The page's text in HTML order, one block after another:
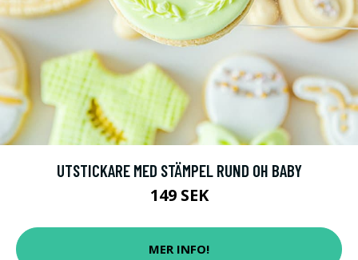
UTSTICKARE MED STÄMPEL RUND OH BABY
149 SEK
MER INFO!